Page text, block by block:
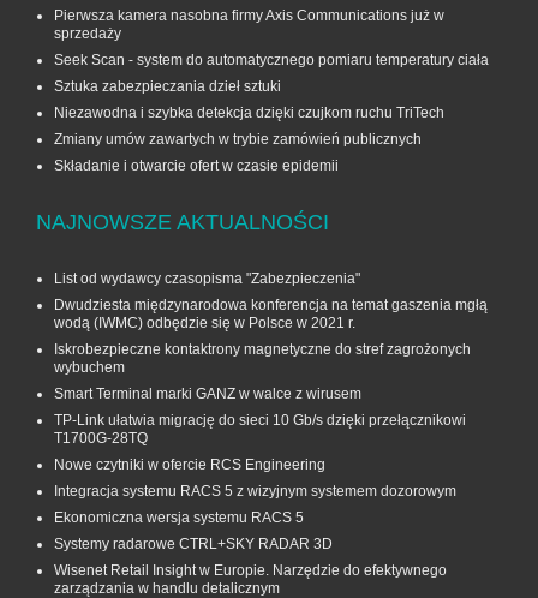
Pierwsza kamera nasobna firmy Axis Communications już w
sprzedaży
Seek Scan - system do automatycznego pomiaru temperatury ciała
Sztuka zabezpieczania dzieł sztuki
Niezawodna i szybka detekcja dzięki czujkom ruchu TriTech
Zmiany umów zawartych w trybie zamówień publicznych
Składanie i otwarcie ofert w czasie epidemii
NAJNOWSZE AKTUALNOŚCI
List od wydawcy czasopisma "Zabezpieczenia"
Dwudziesta międzynarodowa konferencja na temat gaszenia mgłą
wodą (IWMC) odbędzie się w Polsce w 2021 r.
Iskrobezpieczne kontaktrony magnetyczne do stref zagrożonych
wybuchem
Smart Terminal marki GANZ w walce z wirusem
TP-Link ułatwia migrację do sieci 10 Gb/s dzięki przełącznikowi
T1700G‑28TQ
Nowe czytniki w ofercie RCS Engineering
Integracja systemu RACS 5 z wizyjnym systemem dozorowym
Ekonomiczna wersja systemu RACS 5
Systemy radarowe CTRL+SKY RADAR 3D
Wisenet Retail Insight w Europie. Narzędzie do efektywnego
zarządzania w handlu detalicznym